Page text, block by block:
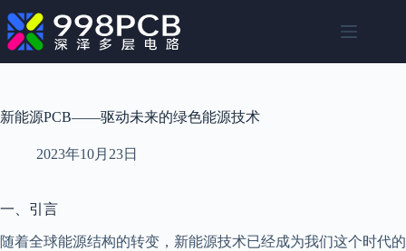
至
内
容
新能源PCB——驱动未来的绿色能源技术
2023年10月23日
一、引言
随着全球能源结构的转变，新能源技术已经成为我们这个时代的